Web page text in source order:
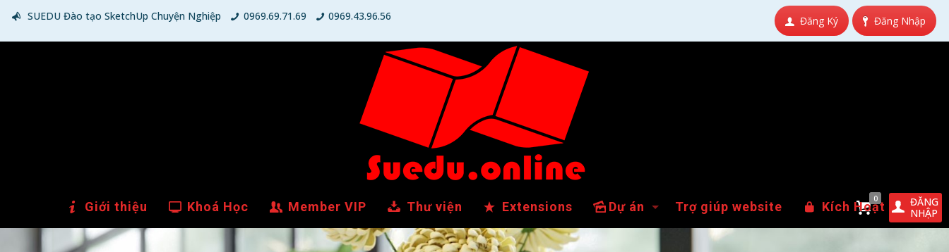
SUEDU Đào tạo SketchUp Chuyện Nghiệp 0969.69.71.69 0969.43.96.56 Đăng Nhập
Đăng Ký
Giới thiệu Khoá Học Member VIP Thư viện Extensions Dự án Trợ giúp website Kích Hoạt
0
ĐĂNG
NHẬP